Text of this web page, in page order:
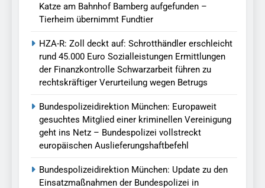
Katze am Bahnhof Bamberg aufgefunden –
Tierheim übernimmt Fundtier
HZA-R: Zoll deckt auf: Schrotthändler erschleicht
rund 45.000 Euro Sozialleistungen Ermittlungen
der Finanzkontrolle Schwarzarbeit führen zu
rechtskräftiger Verurteilung wegen Betrugs
Bundespolizeidirektion München: Europaweit
gesuchtes Mitglied einer kriminellen Vereinigung
geht ins Netz – Bundespolizei vollstreckt
europäischen Auslieferungshaftbefehl
Bundespolizeidirektion München: Update zu den
Einsatzmaßnahmen der Bundespolizei in